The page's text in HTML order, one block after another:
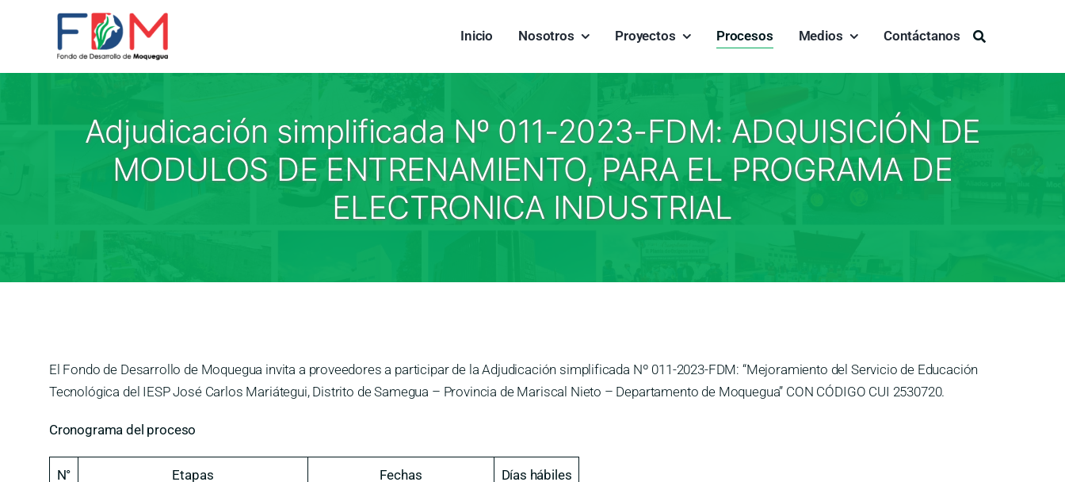
Skip to content
Inicio
Nosotros Proyectos Procesos Medios Contáctanos
Buscar:
Adjudicación simplificada Nº 011-2023-FDM: ADQUISICIÓN DE
MODULOS DE ENTRENAMIENTO, PARA EL PROGRAMA DE
ELECTRONICA INDUSTRIAL
El Fondo de Desarrollo de Moquegua invita a proveedores a participar de la Adjudicación simplificada Nº 011-2023-FDM: “Mejoramiento del Servicio de Educación
Tecnológica del IESP José Carlos Mariátegui, Distrito de Samegua – Provincia de Mariscal Nieto – Departamento de Moquegua” CON CÓDIGO CUI 2530720.
Cronograma del proceso
N° Etapas Fechas Días hábiles